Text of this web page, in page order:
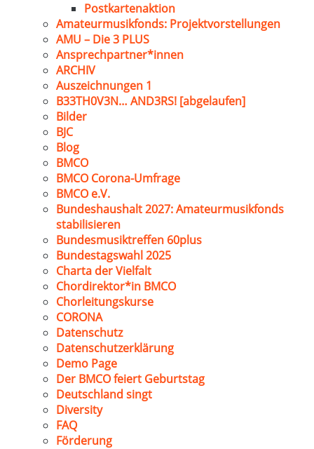
Postkartenaktion
Amateurmusikfonds: Projektvorstellungen
AMU – Die 3 PLUS
Ansprechpartner*innen
ARCHIV
Auszeichnungen 1
B33TH0V3N… AND3RS! [abgelaufen]
Bilder
BJC
Blog
BMCO
BMCO Corona-Umfrage
BMCO e.V.
Bundeshaushalt 2027: Amateurmusikfonds
stabilisieren
Bundesmusiktreffen 60plus
Bundestagswahl 2025
Charta der Vielfalt
Chordirektor*in BMCO
Chorleitungskurse
CORONA
Datenschutz
Datenschutzerklärung
Demo Page
Der BMCO feiert Geburtstag
Deutschland singt
Diversity
FAQ
Förderung